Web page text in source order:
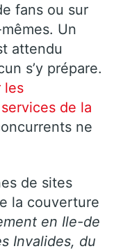
fans ou sur
Un
attendu
s’y prépare.
les
de la
ne
de sites
la couverture
en Ile-de
Invalides, du